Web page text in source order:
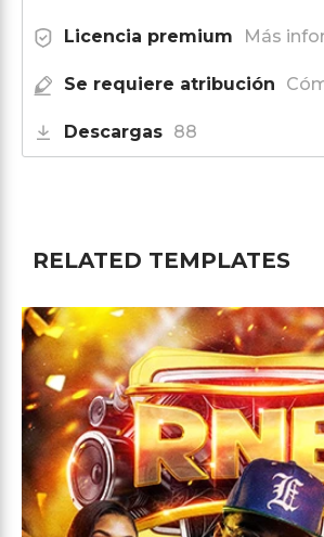
Licencia premium Más
Se requiere atribución
Descargas 88
RELATED TEMPLATES